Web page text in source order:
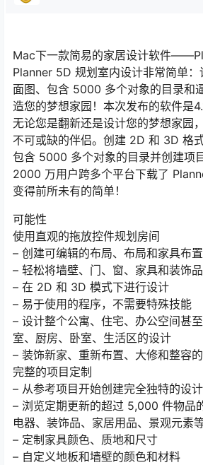
Mac下一款简易的家居设计软件
Planner 5D 规划室内设计非常简单
面图、包含 5000 多个对象的目录和
造您的梦想家园！本次发布的软件是
无论您是翻新还是设计您的梦想家园
不可或缺的伴侣。创建 2D 和 3D 格
包含 5000 多个对象的目录并创建项
2000 万用户跨多个平台下载了
变得前所未有的简单！
可能性
使用直观的拖放控件规划房间
– 创建可编辑的布局、布局和家具布置
– 轻松将墙壁、门、窗、家具和装饰
– 在 2D 和 3D 模式下进行设计
– 易于使用的程序，不需要特殊技能
– 设计整个公寓、住宅、办公空间甚
室、厨房、卧室、生活区的设计
– 装饰新家、重新布置、大修和整容
完整的项目定制
– 从参考项目开始创建完全独特的设计
– 浏览定期更新的超过 5,000 件物品
电器、装饰品、家居用品、景观元素
– 定制家具颜色、质地和尺寸
– 自定义地板和墙壁的颜色和材料